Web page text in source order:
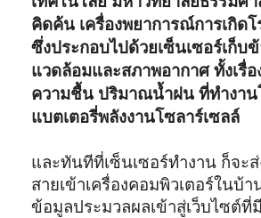
คิดค้น เครื่องพยาการณ์การเกิด
ซึ่งประกอบไปด้วยเซ็นเซอร์เก็บ
แวดล้อมและสภาพอากาศ ทั้งเรื่
ความชื้น ปริมาณน้ำฝน ที่ทำงาน
แบตเตอรี่พลังงานโซลาร์เซลล์
และทันทีที่เซ็นเซอร์ทำงาน ก็จ
สายเข้าเครื่องคอมพิวเตอร์ในบ้า
ข้อมูลประมวลผลเข้าสู่เว็บไซต์